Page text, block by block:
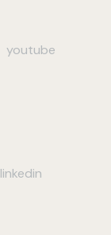
youtube
linkedin